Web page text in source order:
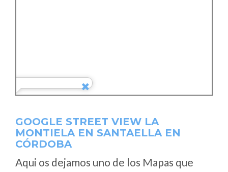
GOOGLE STREET VIEW LA
MONTIELA EN SANTAELLA EN
CÓRDOBA
Aqui os dejamos uno de los Mapas que